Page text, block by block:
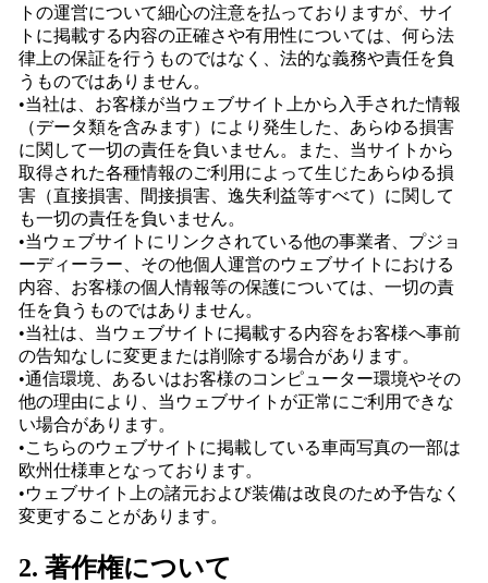
トの運営について細心の注意を払っておりますが、サイ
トに掲載する内容の正確さや有用性については、何ら法
律上の保証を行うものではなく、法的な義務や責任を負
うものではありません。
•当社は、お客様が当ウェブサイト上から入手された情報
（データ類を含みます）により発生した、あらゆる損害
に関して一切の責任を負いません。また、当サイトから
取得された各種情報のご利用によって生じたあらゆる損
害（直接損害、間接損害、逸失利益等すべて）に関して
も一切の責任を負いません。
•当ウェブサイトにリンクされている他の事業者、プジョ
ーディーラー、その他個人運営のウェブサイトにおける
内容、お客様の個人情報等の保護については、一切の責
任を負うものではありません。
•当社は、当ウェブサイトに掲載する内容をお客様へ事前
の告知なしに変更または削除する場合があります。
•通信環境、あるいはお客様のコンピューター環境やその
他の理由により、当ウェブサイトが正常にご利用できな
い場合があります。
•こちらのウェブサイトに掲載している車両写真の一部は
欧州仕様車となっております。
•ウェブサイト上の諸元および装備は改良のため予告なく
変更することがあります。
2. 著作権について